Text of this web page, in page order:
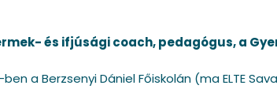
és ifjúsági coach, pedagógus, a
a Berzsenyi Dániel Főiskolán (ma ELTE